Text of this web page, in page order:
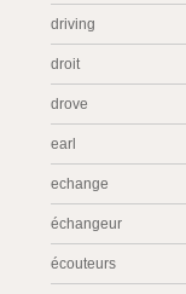
driving
droit
drove
earl
echange
échangeur
écouteurs